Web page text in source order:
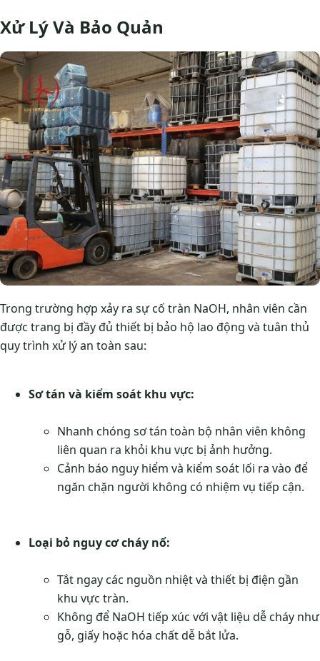
Xử Lý Và Bảo Quản
Trong trường hợp xảy ra sự cố tràn NaOH, nhân viên cần
được trang bị đầy đủ thiết bị bảo hộ lao động và tuân thủ
quy trình xử lý an toàn sau:
Sơ tán và kiểm soát khu vực:
Nhanh chóng sơ tán toàn bộ nhân viên không
liên quan ra khỏi khu vực bị ảnh hưởng.
Cảnh báo nguy hiểm và kiểm soát lối ra vào để
ngăn chặn người không có nhiệm vụ tiếp cận.
Loại bỏ nguy cơ cháy nổ:
Tắt ngay các nguồn nhiệt và thiết bị điện gần
khu vực tràn.
Không để NaOH tiếp xúc với vật liệu dễ cháy như
gỗ, giấy hoặc hóa chất dễ bắt lửa.